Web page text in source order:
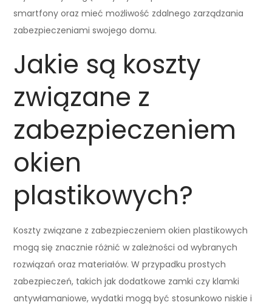
smartfony oraz mieć możliwość zdalnego zarządzania
zabezpieczeniami swojego domu.
Jakie są koszty
związane z
zabezpieczeniem
okien
plastikowych?
Koszty związane z zabezpieczeniem okien plastikowych
mogą się znacznie różnić w zależności od wybranych
rozwiązań oraz materiałów. W przypadku prostych
zabezpieczeń, takich jak dodatkowe zamki czy klamki
antywłamaniowe, wydatki mogą być stosunkowo niskie i